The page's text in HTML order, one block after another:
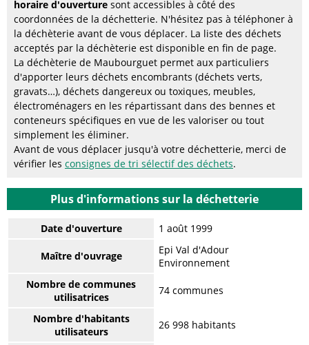
horaire d'ouverture sont accessibles à côté des
coordonnées de la déchetterie. N'hésitez pas à téléphoner à
la déchèterie avant de vous déplacer. La liste des déchets
acceptés par la déchèterie est disponible en fin de page.
La déchèterie de Maubourguet permet aux particuliers
d'apporter leurs déchets encombrants (déchets verts,
gravats…), déchets dangereux ou toxiques, meubles,
électroménagers en les répartissant dans des bennes et
conteneurs spécifiques en vue de les valoriser ou tout
simplement les éliminer.
Avant de vous déplacer jusqu'à votre déchetterie, merci de
vérifier les consignes de tri sélectif des déchets.
Plus d'informations sur la déchetterie
Date d'ouverture 1 août 1999
Maître d'ouvrage
Epi Val d'Adour
Environnement
Nombre de communes
utilisatrices
74 communes
Nombre d'habitants
utilisateurs
26 998 habitants